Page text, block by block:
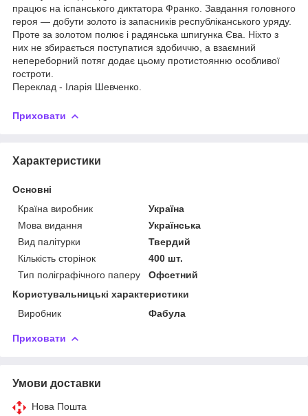
працює на іспанського диктатора Франко. Завдання головного
героя — добути золото із запасників республіканського уряду.
Проте за золотом полює і радянська шпигунка Єва. Ніхто з
них не збирається поступатися здобиччю, а взаємний
непереборний потяг додає цьому протистоянню особливої
гостроти.
Переклад - Іларія Шевченко.
Приховати
Характеристики
Основні
Країна виробник
Україна
Мова видання
Українська
Вид палітурки
Твердий
Кількість сторінок
400 шт.
Тип поліграфічного паперу
Офсетний
Користувальницькі характеристики
Виробник
Фабула
Приховати
Умови доставки
Нова Пошта